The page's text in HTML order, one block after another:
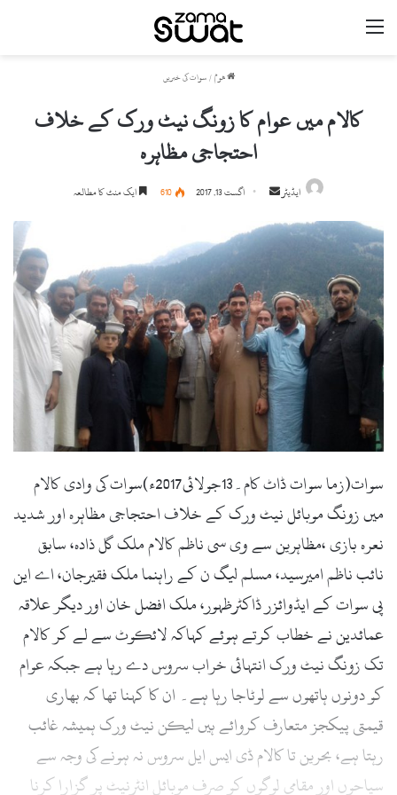
ھوم / سوات کی خبریں
کالام میں عوام کا زونگ نیٹ ورک کے خلاف
احتجاجی مظاہرہ
ایڈیٹر
n
a
n
e
m
a
i
l
اگست 13, 2017 610 ایک منٹ کا مطالعہ
سوات(زما سوات ڈاٹ کام۔13جولائی2017ء)سوات کی وادی کالام
میں زونگ موبائل نیٹ ورک کے خلاف احتجاجی مظاہرہ اور شدید
نعرہ بازی ،مظاہرین سے وی سی ناظم کالام ملک گل ذادہ، سابق
نائب ناظم امیرسید، مسلم لیگ ن کے راہنما ملک فقیرجان، اے این
پی سوات کے ایڈوائزر ڈاکٹرظہور، ملک افضل خان اور دیگر علاقہ
عمائدین نے خطاب کرتے ہوئے کہاکہ لائکوٹ سے لے کر کالام
تک زونگ نیٹ ورک انتہائی خراب سروس دے رہا ہے جبکہ عوام
کو دونوں ہاتھوں سے لوٹاجا رہا ہے۔ ان کا کہنا تھا کہ بھاری
قیمتی پیکجز متعارف کروائے ہیں لیکن نیٹ ورک ہمیشہ غائب
رہتا ہے، بحرین تا کالام ڈی ایس ایل سروس نہ ہونے کی وجہ سے
سیاحوں اور مقامی لوگوں کو صرف موبائل انٹرنیٹ پر گزارا کرنا